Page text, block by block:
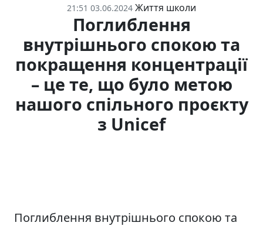
21:51 03.06.2024 Життя школи
Поглиблення
внутрішнього спокою та
покращення концентрації
– це те, що було метою
нашого спільного проєкту
з Unicef
Поглиблення внутрішнього спокою та